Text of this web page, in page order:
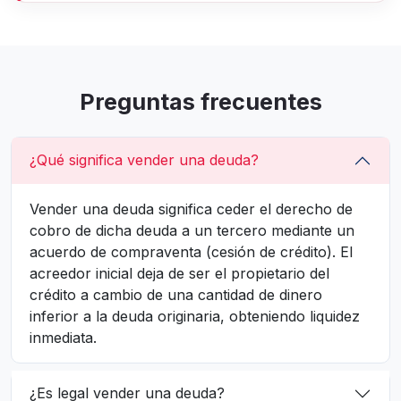
Preguntas frecuentes
¿Qué significa vender una deuda?
Vender una deuda significa ceder el derecho de
cobro de dicha deuda a un tercero mediante un
acuerdo de compraventa (cesión de crédito). El
acreedor inicial deja de ser el propietario del
crédito a cambio de una cantidad de dinero
inferior a la deuda originaria, obteniendo liquidez
inmediata.
¿Es legal vender una deuda?